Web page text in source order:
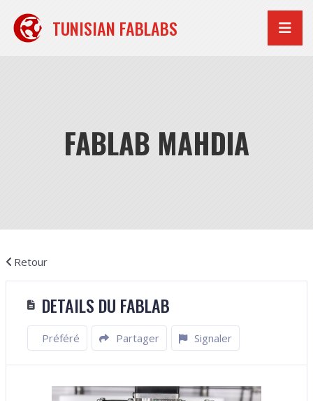
contenu
TUNISIAN FABLABS
FABLAB MAHDIA
Retour
DETAILS DU FABLAB
Préféré Partager Signaler